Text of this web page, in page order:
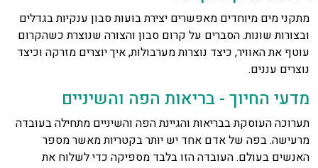
מתקני מים מיוחדים מאפשרים יצירת בועות סבון ענקיות בגדלים
ובצורות שונות. הסברים על קרום סבון והצורה שנוצרת כשהקרום
עוטף את האוויר, כיצד נוצרות מערבולות, איך יוצרים מזרקה וכיצד
נוצרים עננים.
מדעי החיוך - בריאות הפה והשיניים
תערוכה העוסקת בבריאות והגיינת הפה והשיניים מתחילה בעובדה
מרעישה. בפה של אדם אחד יש יותר בקטריות מאשר מספר
האנשים בעולם. העובדה הזו בלבד מספיקה כדי לשלוח את